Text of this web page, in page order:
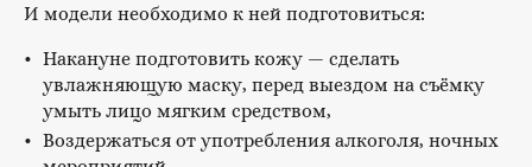
И модели необходимо к ней подготовиться:
Накануне подготовить кожу — сделать
увлажняющую маску, перед выездом на съёмку
умыть лицо мягким средством,
Воздержаться от употребления алкоголя, ночных